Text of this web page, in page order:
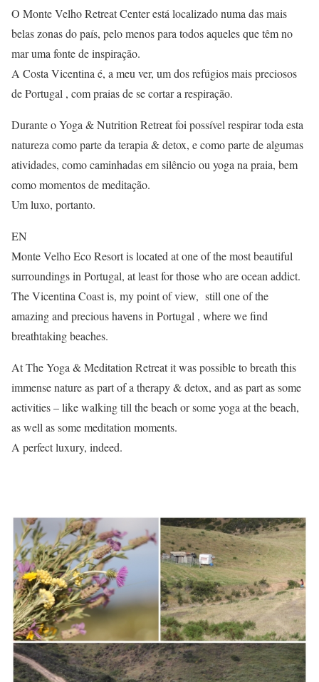
O Monte Velho Retreat Center está localizado numa das mais
belas zonas do país, pelo menos para todos aqueles que têm no
mar uma fonte de inspiração.
A Costa Vicentina é, a meu ver, um dos refúgios mais preciosos
de Portugal , com praias de se cortar a respiração.
Durante o Yoga & Nutrition Retreat foi possível respirar toda esta
natureza como parte da terapia & detox, e como parte de algumas
atividades, como caminhadas em silêncio ou yoga na praia, bem
como momentos de meditação.
Um luxo, portanto.
EN
Monte Velho Eco Resort is located at one of the most beautiful
surroundings in Portugal, at least for those who are ocean addict.
The Vicentina Coast is, my point of view, still one of the
amazing and precious havens in Portugal , where we find
breathtaking beaches.
At The Yoga & Meditation Retreat it was possible to breath this
immense nature as part of a therapy & detox, and as part as some
activities – like walking till the beach or some yoga at the beach,
as well as some meditation moments.
A perfect luxury, indeed.